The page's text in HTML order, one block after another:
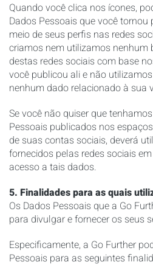
Quando você clica nos ícones,
Dados Pessoais que você
meio de seus perfis nas redes
criamos nem utilizamos nenhum
destas redes sociais com base
você publicou ali e não
nenhum dado relacionado à sua
Se você não quiser que
Pessoais publicados nos
de suas contas sociais, deverá
fornecidos pelas redes sociais
acesso a tais dados.
5. Finalidades para as quais
Os Dados Pessoais que a Go
para divulgar e fornecer os seus
Especificamente, a Go Further
Pessoais para as seguintes